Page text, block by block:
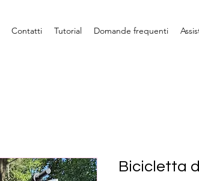
Contatti Tutorial Domande frequenti
Bicicletta